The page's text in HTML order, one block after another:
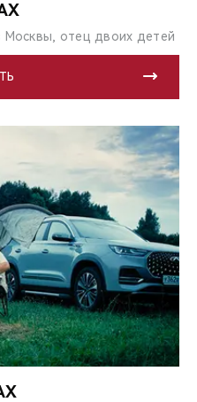
отец двоих детей